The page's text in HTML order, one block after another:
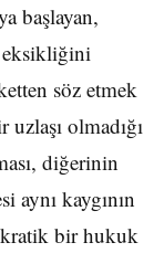
başlayan,
eksikliğini
söz etmek
olmadığı
diğerinin
aynı kaygının
bir hukuk